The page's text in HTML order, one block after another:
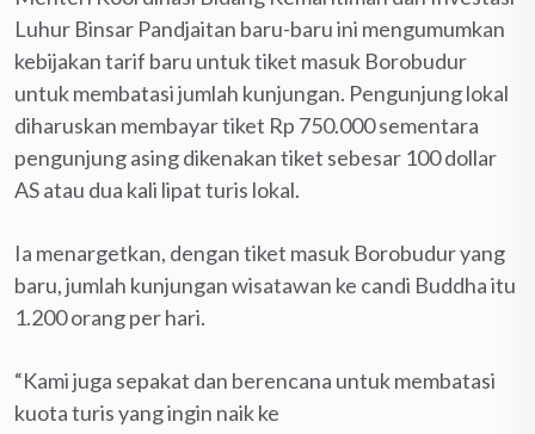
Luhur Binsar Pandjaitan baru-baru ini mengumumkan
kebijakan tarif baru untuk tiket masuk Borobudur
untuk membatasi jumlah kunjungan. Pengunjung lokal
diharuskan membayar tiket Rp 750.000 sementara
pengunjung asing dikenakan tiket sebesar 100 dollar
AS atau dua kali lipat turis lokal.
Ia menargetkan, dengan tiket masuk Borobudur yang
baru, jumlah kunjungan wisatawan ke candi Buddha itu
1.200 orang per hari.
“Kami juga sepakat dan berencana untuk membatasi
kuota turis yang ingin naik ke